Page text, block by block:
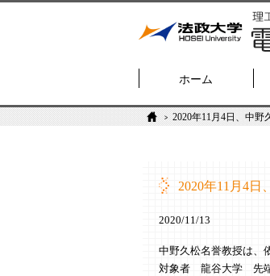
ホーム
2020年11月4日、中
2020年11月4日
2020/11/13
中野久松名誉教授は、
対象者 龍谷大学 先